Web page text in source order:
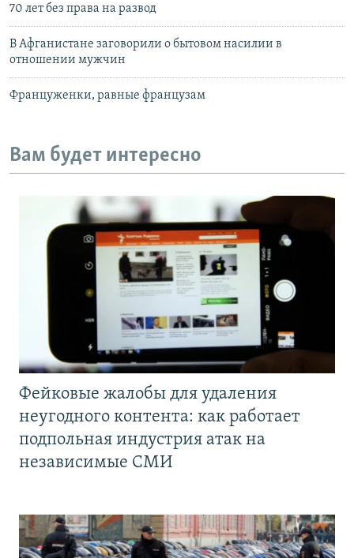
70 лет без права на развод
В Афганистане заговорили о бытовом насилии в
отношении мужчин
Француженки, равные французам
Вам будет интересно
Фейковые жалобы для удаления
неугодного контента: как работает
подпольная индустрия атак на
независимые СМИ